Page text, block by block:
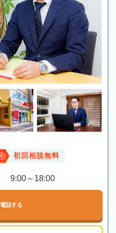
初回相談無料
9:00～18:00
電話する